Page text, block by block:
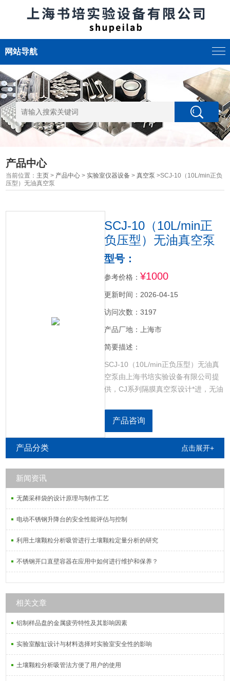
网站导航
产品中心
当前位置： 主页 > 产品中心 >实验室仪器设备 >真空泵 >SCJ-10（10L/min正负
压型）无油真空泵
SCJ-10（10L/min正
负压型）无油真空泵
型号：
参考价格： ¥1000
更新时间：2026-04-15
访问次数：3197
产品厂地：上海市
简要描述：
SCJ-10（10L/min正负压型）无油真
空泵由上海书培实验设备有限公司提
供，CJ系列隔膜真空泵设计*进，无油
作噪音小。活塞采用耐腐蚀高分子材
料，密封性能好，耐化学腐蚀。适合
多种仪器配套使用，可用于真空抽滤
干燥皿等多种实验设备
产品咨询
产品分类 点击展开+
新闻资讯
无菌采样袋的设计原理与制作工艺
电动不锈钢升降台的安全性能评估与控制
利用土壤颗粒分析吸管进行土壤颗粒定量分析的研究
不锈钢开口直壁容器在应用中如何进行维护和保养？
相关文章
铝制样品盘的金属疲劳特性及其影响因素
实验室酸缸设计与材料选择对实验室安全性的影响
土壤颗粒分析吸管法方便了用户的使用